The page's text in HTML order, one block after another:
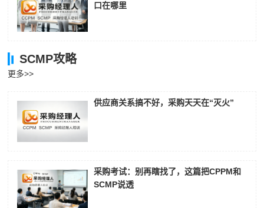
口在哪里
SCMP攻略
更多>>
供应商关系搞不好，采购天天在“灭火”
采购考试：别再瞎找了，这篇把CPPM和
SCMP说透